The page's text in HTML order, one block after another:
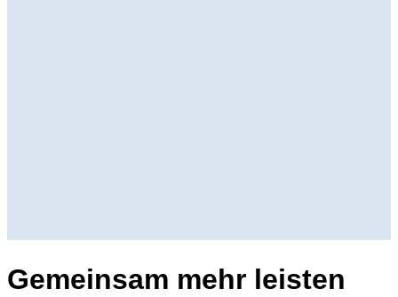
Gemeinsam mehr leisten